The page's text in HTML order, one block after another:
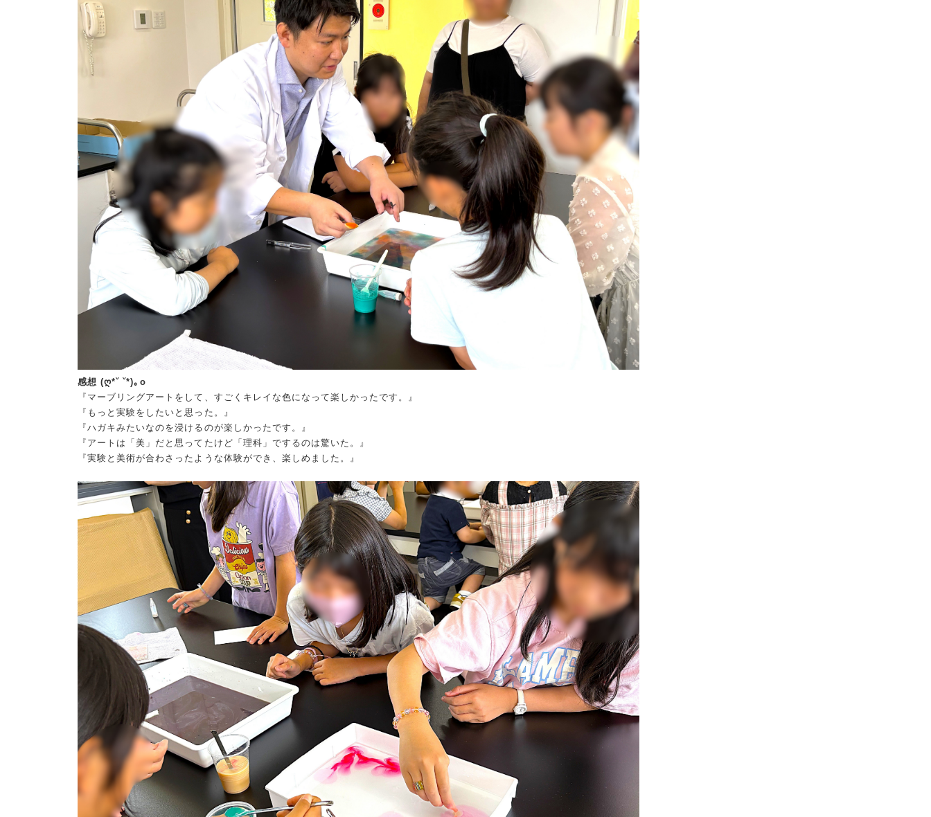
感想 (ღ*ˇ ˇ*)｡ o
『マーブリングアートをして、すごくキレイな色になって楽しかったです。』
『もっと実験をしたいと思った。』
『ハガキみたいなのを浸けるのが楽しかったです。』
『アートは「美」だと思ってたけど「理科」でするのは驚いた。』
『実験と美術が合わさったような体験ができ、楽しめました。』